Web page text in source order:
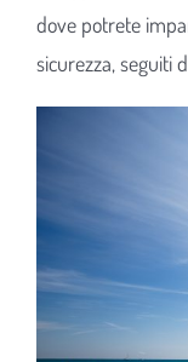
dove potrete
sicurezza, seguiti